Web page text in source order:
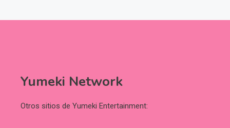
Yumeki Network
Otros sitios de Yumeki Entertainment: